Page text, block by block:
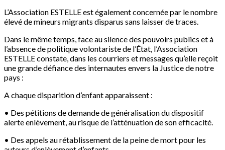
L’Association ESTELLE est également concernée par le nombre
élevé de mineurs migrants disparus sans laisser de traces.
Dans le même temps, face au silence des pouvoirs publics et à
l’absence de politique volontariste de l’État, l’Association
ESTELLE constate, dans les courriers et messages qu’elle reçoit
une grande défiance des internautes envers la Justice de notre
pays :
A chaque disparition d’enfant apparaissent :
• Des pétitions de demande de généralisation du dispositif
alerte enlèvement, au risque de l’atténuation de son efficacité.
• Des appels au rétablissement de la peine de mort pour les